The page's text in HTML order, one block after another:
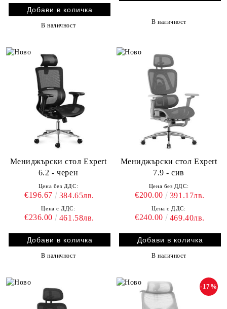
В наличност
В наличност
Мениджърски стол Expert
6.2 - черен
Цена без ДДС:
€196.67 384.65лв.
Цена с ДДС:
€236.00 461.58лв.
В наличност
Мениджърски стол Expert
7.9 - сив
Цена без ДДС:
€200.00 391.17лв.
Цена с ДДС:
€240.00 469.40лв.
В наличност
-17%